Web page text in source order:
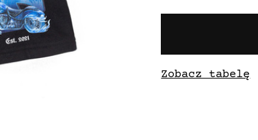
Zobacz tabelę